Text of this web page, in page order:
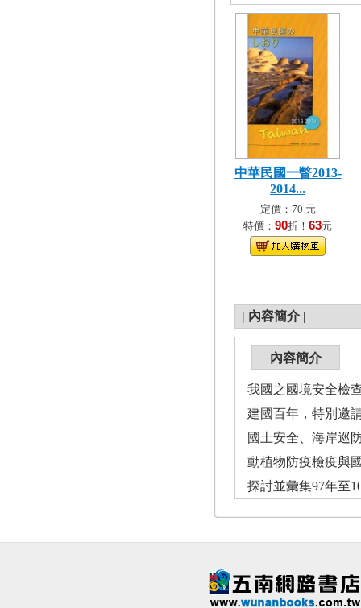
中華民國一瞥2013-
2014...
定價：70 元
特價： 90折！ 63元
| 內容簡介 |
內容簡介
我國之國境安全檢
建國百年，特別邀
國土安全、海岸巡
動植物防疫檢疫與
探討並彙集97年至